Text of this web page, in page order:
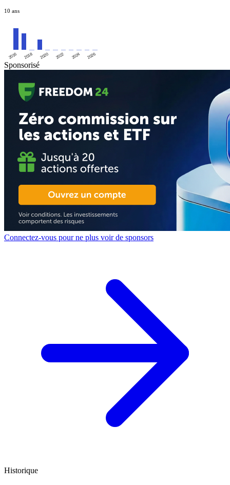
10 ans
2016 2018 2020 2022 2024 2026
Sponsorisé
Connectez-vous pour ne plus voir de sponsors
Historique